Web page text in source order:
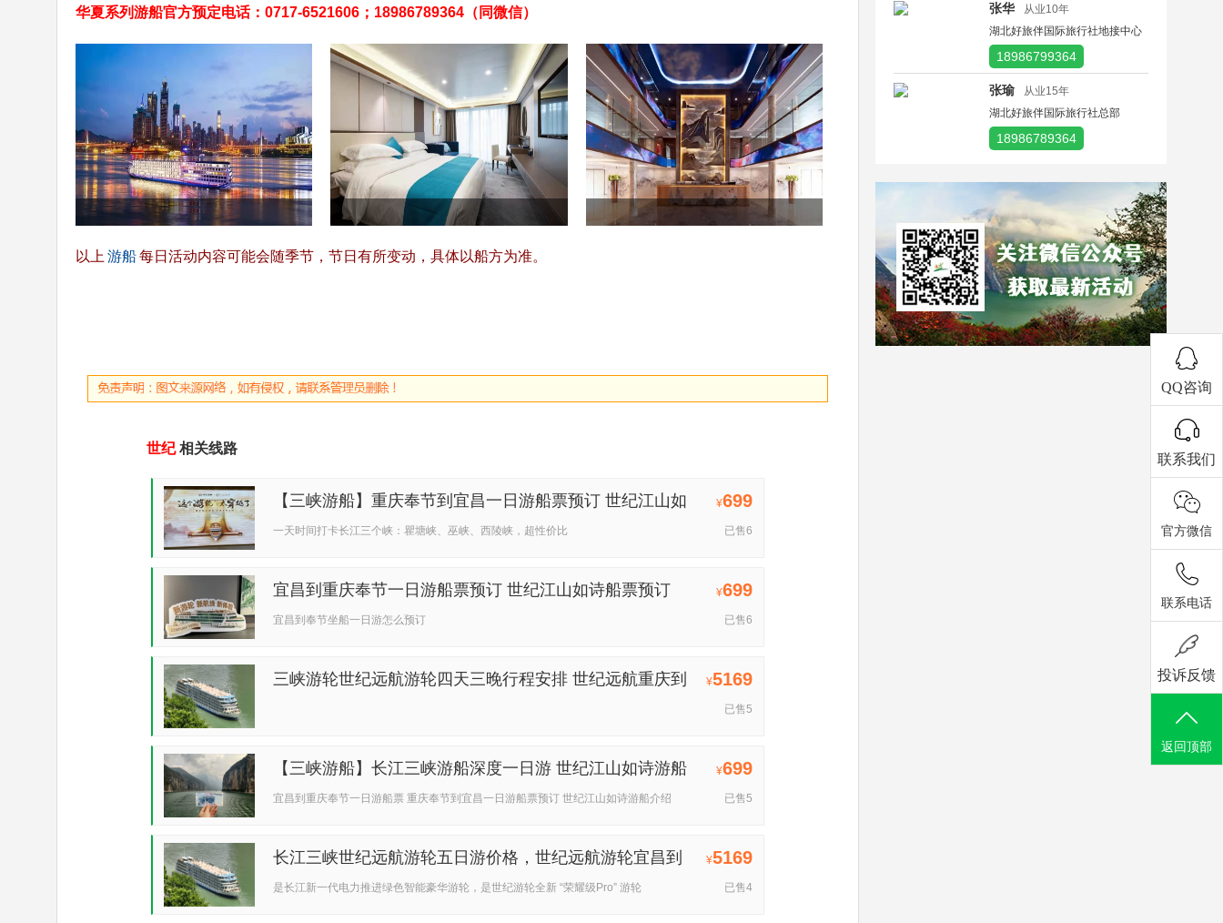
华夏系列游船官方预定电话：0717-6521606；18986789364（同微信）
以上 游船每日活动内容可能会随季节，节日有所变动，具体以船方为准。
世纪相关线路
¥699
【三峡游船】重庆奉节到宜昌一日游船票预订 世纪江山如
诗...
已售6
一天时间打卡长江三个峡：瞿塘峡、巫峡、西陵峡，超性价比
¥699
宜昌到重庆奉节一日游船票预订 世纪江山如诗船票预订
已售6
宜昌到奉节坐船一日游怎么预订
¥5169
三峡游轮世纪远航游轮四天三晚行程安排 世纪远航重庆到
已售5
¥699
【三峡游船】长江三峡游船深度一日游 世纪江山如诗游船
船...
已售5
宜昌到重庆奉节一日游船票 重庆奉节到宜昌一日游船票预订 世纪江山如诗游船介绍
¥5169
长江三峡世纪远航游轮五日游价格，世纪远航游轮宜昌到
重...
已售4
是长江新一代电力推进绿色智能豪华游轮，是世纪游轮全新 “荣耀级Pro” 游轮
张华
从业10年
湖北好旅伴国际旅行社地接中心
18986799364
张瑜
从业15年
湖北好旅伴国际旅行社总部
18986789364
QQ咨询
联系我们
官方微信
联系电话
投诉反馈
返回顶部